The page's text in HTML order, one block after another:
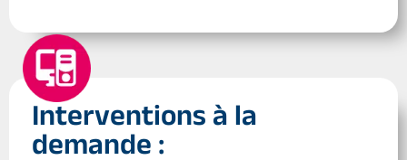
Interventions à la
demande :